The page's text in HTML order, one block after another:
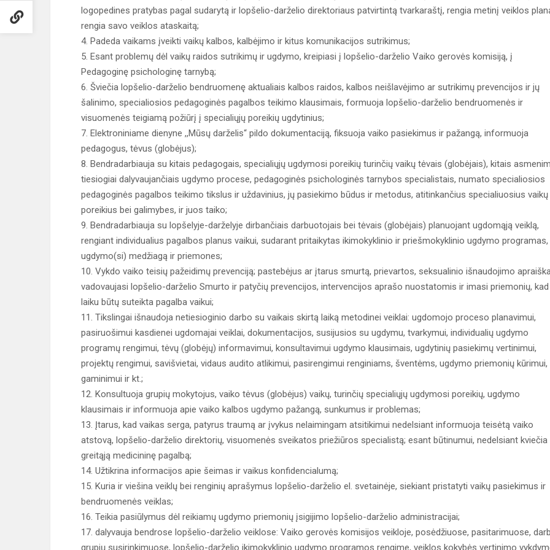
logopedines pratybas pagal sudarytą ir lopšelio-darželio direktoriaus patvirtintą tvarkaraštį, rengia metinį veiklos
rengia savo veiklos ataskaitą;
4. Padeda vaikams įveikti vaikų kalbos, kalbėjimo ir kitus komunikacijos sutrikimus;
5. Esant problemų dėl vaikų raidos sutrikimų ir ugdymo, kreipiasi į lopšelio-darželio Vaiko gerovės komisiją, į
Pedagoginę psichologinę tarnybą;
6. Šviečia lopšelio-darželio bendruomenę aktualiais kalbos raidos, kalbos neišlavėjimo ar sutrikimų prevencijos ir jų
šalinimo, specialiosios pedagoginės pagalbos teikimo klausimais, formuoja lopšelio-darželio bendruomenės ir
visuomenės teigiamą požiūrį į specialiųjų poreikių ugdytinius;
7. Elektroniniame dienyne ,,Mūsų darželis“ pildo dokumentaciją, fiksuoja vaiko pasiekimus ir pažangą, informuoja
pedagogus, tėvus (globėjus);
8. Bendradarbiauja su kitais pedagogais, specialiųjų ugdymosi poreikių turinčių vaikų tėvais (globėjais), kitais
tiesiogiai dalyvaujančiais ugdymo procese, pedagoginės psichologinės tarnybos specialistais, numato specialiosios
pedagoginės pagalbos teikimo tikslus ir uždavinius, jų pasiekimo būdus ir metodus, atitinkančius specialiuosius vaikų
poreikius bei galimybes, ir juos taiko;
9. Bendradarbiauja su lopšelyje-darželyje dirbančiais darbuotojais bei tėvais (globėjais) planuojant ugdomąją veiklą,
rengiant individualius pagalbos planus vaikui, sudarant pritaikytas ikimokyklinio ir priešmokyklinio ugdymo programas,
ugdymo(si) medžiagą ir priemones;
10. Vykdo vaiko teisių pažeidimų prevenciją; pastebėjus ar įtarus smurtą, prievartos, seksualinio išnaudojimo
vadovaujasi lopšelio-darželio Smurto ir patyčių prevencijos, intervencijos aprašo nuostatomis ir imasi priemonių, kad
laiku būtų suteikta pagalba vaikui;
11. Tikslingai išnaudoja netiesioginio darbo su vaikais skirtą laiką metodinei veiklai: ugdomojo proceso planavimui,
pasiruošimui kasdienei ugdomajai veiklai, dokumentacijos, susijusios su ugdymu, tvarkymui, individualių ugdymo
programų rengimui, tėvų (globėjų) informavimui, konsultavimui ugdymo klausimais, ugdytinių pasiekimų vertinimui,
projektų rengimui, savišvietai, vidaus audito atlikimui, pasirengimui renginiams, šventėms, ugdymo priemonių kūrimui,
gaminimui ir kt.;
12. Konsultuoja grupių mokytojus, vaiko tėvus (globėjus) vaikų, turinčių specialiųjų ugdymosi poreikių, ugdymo
klausimais ir informuoja apie vaiko kalbos ugdymo pažangą, sunkumus ir problemas;
13. Įtarus, kad vaikas serga, patyrus traumą ar įvykus nelaimingam atsitikimui nedelsiant informuoja teisėtą vaiko
atstovą, lopšelio-darželio direktorių, visuomenės sveikatos priežiūros specialistą; esant būtinumui, nedelsiant kviečia
greitąją medicininę pagalbą;
14. Užtikrina informacijos apie šeimas ir vaikus konfidencialumą;
15. Kuria ir viešina veiklų bei renginių aprašymus lopšelio-darželio el. svetainėje, siekiant pristatyti vaikų pasiekimus ir
bendruomenės veiklas;
16. Teikia pasiūlymus dėl reikiamų ugdymo priemonių įsigijimo lopšelio-darželio administracijai;
17. dalyvauja bendrose lopšelio-darželio veiklose: Vaiko gerovės komisijos veikloje, posėdžiuose, pasitarimuose,
grupių susirinkimuose, lopšelio-darželio ikimokyklinio ugdymo programos rengime, veiklos kokybės vertinimo